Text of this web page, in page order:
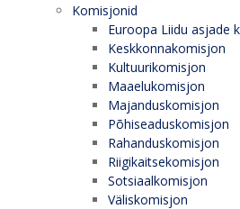
Komisjonid
Euroopa Liidu asjade
Keskkonnakomisjon
Kultuurikomisjon
Maaelukomisjon
Majanduskomisjon
Põhiseaduskomisjon
Rahanduskomisjon
Riigikaitsekomisjon
Sotsiaalkomisjon
Väliskomisjon